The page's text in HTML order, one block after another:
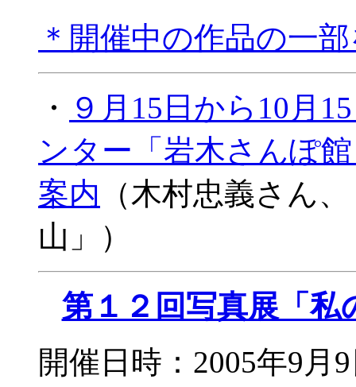
＊開催中の作品の一
・ ９月15日から10月
ンター「岩木さんぽ
案内 （木村忠義さん
山」）
第１２回写真展「私
開催日時：2005年9月